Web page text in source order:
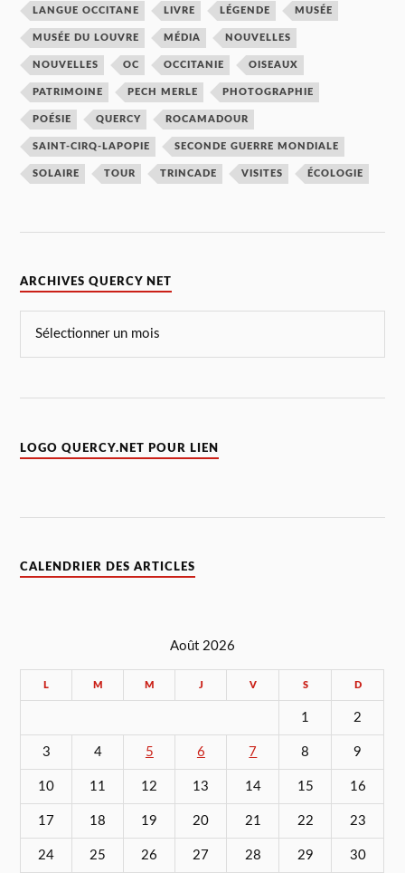
LANGUE OCCITANE LIVRE LÉGENDE MUSÉE
MUSÉE DU LOUVRE MÉDIA NOUVELLES
NOUVELLES OC OCCITANIE OISEAUX
PATRIMOINE PECH MERLE PHOTOGRAPHIE
POÉSIE QUERCY ROCAMADOUR
SAINT-CIRQ-LAPOPIE SECONDE GUERRE MONDIALE
SOLAIRE TOUR TRINCADE VISITES ÉCOLOGIE
ARCHIVES QUERCY NET
LOGO QUERCY.NET POUR LIEN
CALENDRIER DES ARTICLES
Août 2026
L M M J V S D
1 2
3 4 5 6 7 8 9
10 11 12 13 14 15 16
17 18 19 20 21 22 23
24 25 26 27 28 29 30